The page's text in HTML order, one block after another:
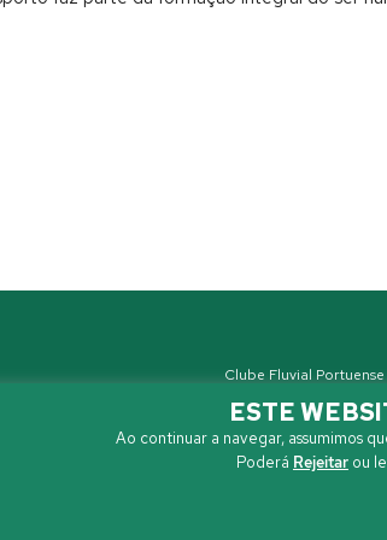
Clube Fluvial
ESTE
Ao continuar a navegar, assumimos
Poderá Rejeitar ou